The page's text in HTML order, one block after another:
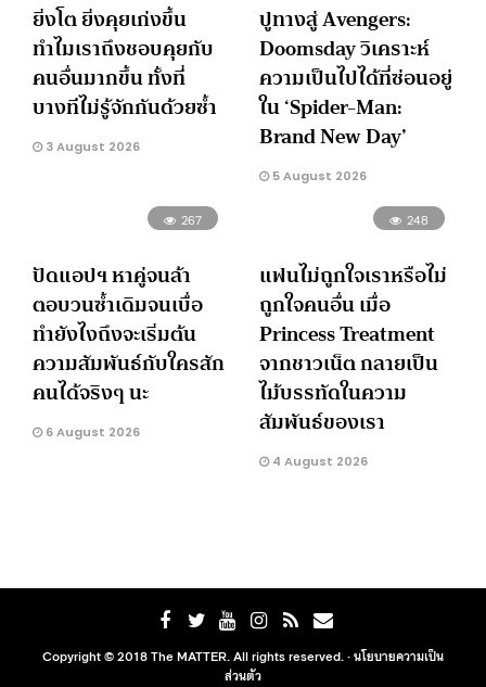
ยิ่งโต ยิ่งคุยเก่งขึ้น
ทำไมเราถึงชอบคุยกับ
คนอื่นมากขึ้น ทั้งที่
บางทีไม่รู้จักกันด้วยซ้ำ
3 August 2026
ปูทางสู่ Avengers:
Doomsday วิเคราะห์
ความเป็นไปได้ที่ซ่อนอยู่
ใน ‘Spider-Man:
Brand New Day’
5 August 2026
267
ปัดแอปฯ หาคู่จนล้า
ตอบวนซ้ำเดิมจนเบื่อ
ทำยังไงถึงจะเริ่มต้น
ความสัมพันธ์กับใครสัก
คนได้จริงๆ นะ
6 August 2026
248
แฟนไม่ถูกใจเราหรือไม่
ถูกใจคนอื่น เมื่อ
Princess Treatment
จากชาวเน็ต กลายเป็น
ไม้บรรทัดในความ
สัมพันธ์ของเรา
4 August 2026
Copyright © 2018 The MATTER. All rights reserved. ·นโยบายความเป็น
ส่วนตัว